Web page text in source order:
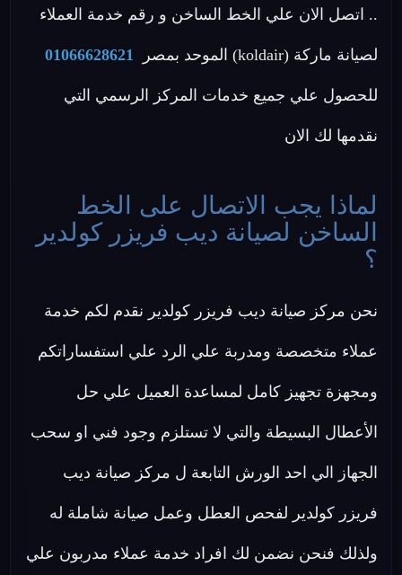
.. اتصل الان علي الخط الساخن و رقم خدمة العملاء
لصيانة ماركة (koldair) الموحد بمصر 01066628621
للحصول علي جميع خدمات المركز الرسمي التي
نقدمها لك الان
لماذا يجب الاتصال على الخط
الساخن لصيانة ديب فريزر كولدير
؟
نحن مركز صيانة ديب فريزر كولدير نقدم لكم خدمة
عملاء متخصصة ومدربة علي الرد علي استفساراتكم
ومجهزة تجهيز كامل لمساعدة العميل علي حل
الأعطال البسيطة والتي لا تستلزم وجود فني او سحب
الجهاز الي احد الورش التابعة ل مركز صيانة ديب
فريزر كولدير لفحص العطل وعمل صيانة شاملة له
ولذلك فنحن نضمن لك افراد خدمة عملاء مدربون علي